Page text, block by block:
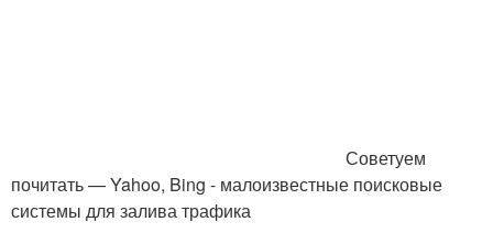
Советуем
почитать — Yahoo, Bing - малоизвестные поисковые
системы для залива трафика